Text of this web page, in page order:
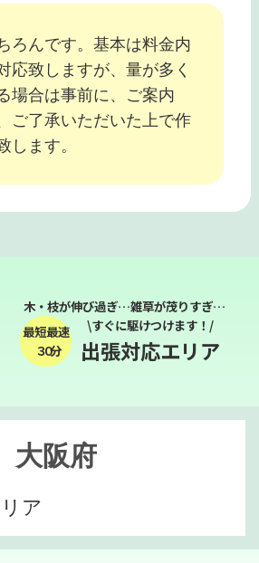
ろんです。基本は料金内
応致しますが、量が多く
場合は事前に、ご案内
ご了承いただいた上で作
します。
木・枝が伸び過ぎ…雑草が茂りすぎ…
最短最速
３０分
\すぐに駆けつけます！/
出張対応エリア
大阪府
ア